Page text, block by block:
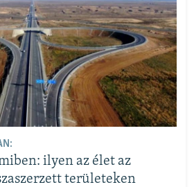
ilyen az élet az
területeken